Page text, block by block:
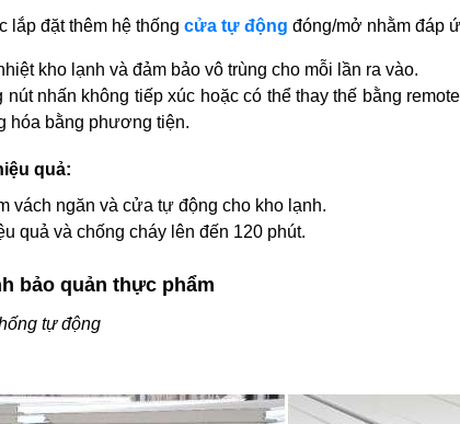
lắp đặt thêm hệ thống cửa tự động đóng/mở nhằm đáp
kho lạnh và đảm bảo vô trùng cho mỗi lần ra vào.
nhấn không tiếp xúc hoặc có thể thay thế bằng
hóa bằng phương tiện.
quả:
vách ngăn và cửa tự động cho kho lạnh.
quả và chống cháy lên đến 120 phút.
bảo quản thực phẩm
tự động